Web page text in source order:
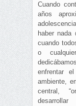
Cuando
años
haber nada
cuando
o
enfrentar
ambiente,
central,